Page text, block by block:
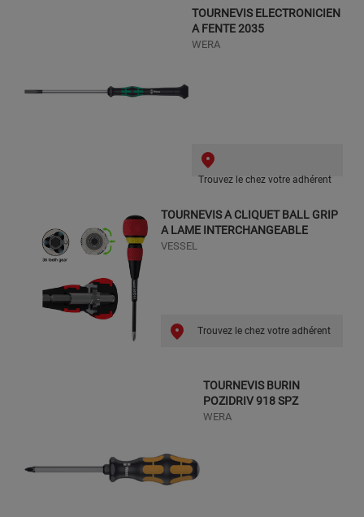
TOURNEVIS ELECTRONICIEN
A FENTE 2035
WERA
Trouvez le chez votre adhérent
TOURNEVIS A CLIQUET BALL GRIP
A LAME INTERCHANGEABLE
VESSEL
Trouvez le chez votre adhérent
TOURNEVIS BURIN
POZIDRIV 918 SPZ
WERA